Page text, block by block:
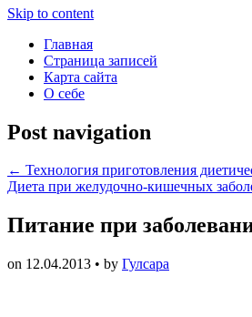
Skip to content
Главная
Страница записей
Карта сайта
О себе
Post navigation
← Технология приготовления
Диета при желудочно-кишечных
Питание при
on 12.04.2013 • by Гулсара